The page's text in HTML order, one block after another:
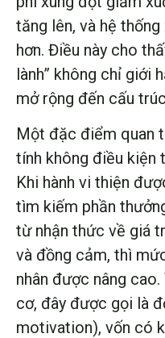
tăng lên, và hệ thống
hơn. Điều này cho
lành” không chỉ giới
mở rộng đến cấu
Một đặc điểm quan
tính không điều kiện
Khi hành vi thiện
tìm kiếm phần
từ nhận thức về giá
và đồng cảm, thì
nhân được nâng
cơ, đây được gọi là
motivation), vốn có